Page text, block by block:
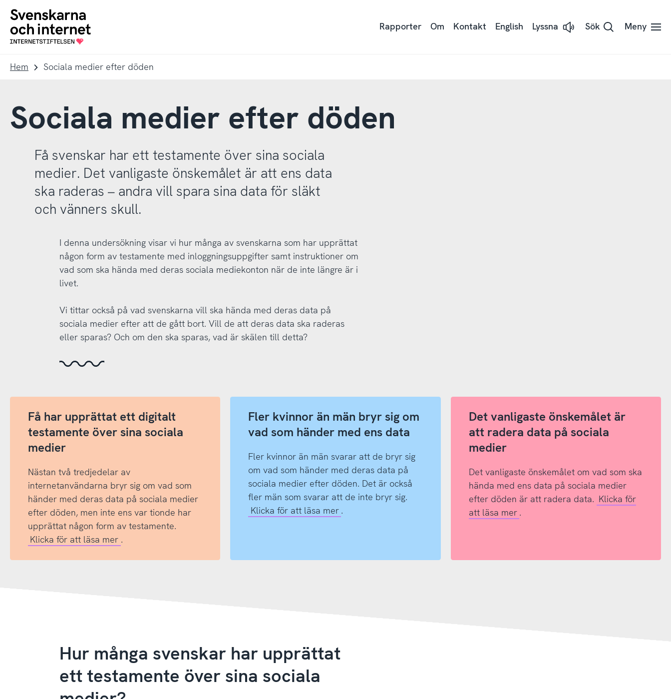
navigation
innehåll
To
startpage
Rapporter Om Kontakt English Lyssna
Lyssna Sök Meny
Hem Sociala medier efter döden
Sociala medier efter döden
Få svenskar har ett testamente över sina sociala
medier. Det vanligaste önskemålet är att ens data
ska raderas – andra vill spara sina data för släkt
och vänners skull.
I denna undersökning visar vi hur många av svenskarna som har upprättat
någon form av testamente med inloggningsuppgifter samt instruktioner om
vad som ska hända med deras sociala mediekonton när de inte längre är i
livet.
Vi tittar också på vad svenskarna vill ska hända med deras data på
sociala medier efter att de gått bort. Vill de att deras data ska raderas
eller sparas? Och om den ska sparas, vad är skälen till detta?
Få har upprättat ett digitalt
testamente över sina sociala
medier
Nästan två tredjedelar av
internetanvändarna bryr sig om vad som
händer med deras data på sociala medier
efter döden, men inte ens var tionde har
upprättat någon form av testamente.
Klicka för att läsa mer .
Fler kvinnor än män bryr sig om
vad som händer med ens data
Fler kvinnor än män svarar att de bryr sig
om vad som händer med deras data på
sociala medier efter döden. Det är också
fler män som svarar att de inte bryr sig.
Klicka för att läsa mer .
Det vanligaste önskemålet är
att radera data på sociala
medier
Det vanligaste önskemålet om vad som ska
hända med ens data på sociala medier
efter döden är att radera data. Klicka för
att läsa mer .
Hur många svenskar har upprättat
ett testamente över sina sociala